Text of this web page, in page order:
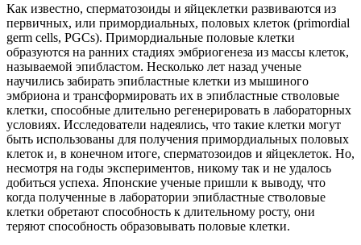
Как известно, сперматозоиды и яйцеклетки развиваются из
первичных, или примордиальных, половых клеток (primordial
germ cells, PGCs). Примордиальные половые клетки
образуются на ранних стадиях эмбриогенеза из массы клеток,
называемой эпибластом. Несколько лет назад ученые
научились забирать эпибластные клетки из мышиного
эмбриона и трансформировать их в эпибластные стволовые
клетки, способные длительно регенерировать в лабораторных
условиях. Исследователи надеялись, что такие клетки могут
быть использованы для получения примордиальных половых
клеток и, в конечном итоге, сперматозоидов и яйцеклеток. Но,
несмотря на годы экспериментов, никому так и не удалось
добиться успеха. Японские ученые пришли к выводу, что
когда полученные в лаборатории эпибластные стволовые
клетки обретают способность к длительному росту, они
теряют способность образовывать половые клетки.